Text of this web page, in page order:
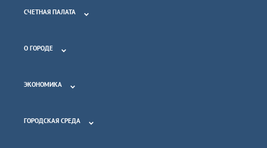
СЧЕТНАЯ ПАЛАТА
О ГОРОДЕ
ЭКОНОМИКА
ГОРОДСКАЯ СРЕДА